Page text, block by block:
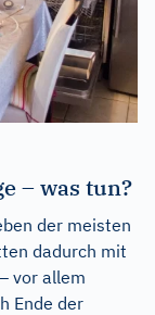
– was tun?
der meisten
dadurch mit
vor allem
Ende der